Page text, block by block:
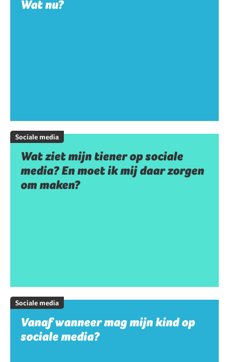
Wat nu?
Sociale media
Wat ziet mijn tiener op sociale
media? En moet ik mij daar zorgen
om maken?
Sociale media
Vanaf wanneer mag mijn kind op
sociale media?